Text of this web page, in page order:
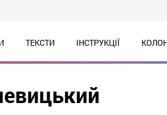
ТЕКСТИ ІНСТРУКЦІЇ